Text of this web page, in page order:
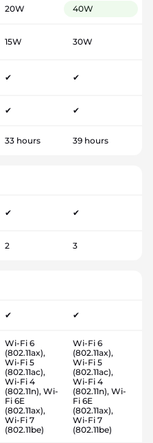
20W 40W
15W 30W
✔ ✔
✔ ✔
33 hours 39 hours
✔ ✔
2 3
✔ ✔
Wi-Fi 6
(802.11ax),
Wi-Fi 5
(802.11ac),
Wi-Fi 4
(802.11n), Wi-
Fi 6E
(802.11ax),
Wi-Fi 7
(802.11be)
Wi-Fi 6
(802.11ax),
Wi-Fi 5
(802.11ac),
Wi-Fi 4
(802.11n), Wi-
Fi 6E
(802.11ax),
Wi-Fi 7
(802.11be)